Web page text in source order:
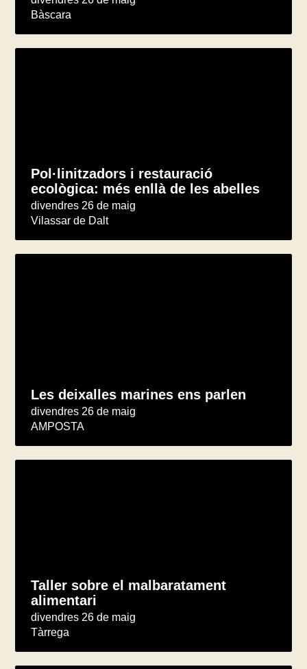
Bàscara
Pol·linitzadors i restauració
ecològica: més enllà de les abelles
divendres 26 de maig
Vilassar de Dalt
Les deixalles marines ens parlen
divendres 26 de maig
AMPOSTA
Taller sobre el malbaratament
alimentari
divendres 26 de maig
Tàrrega